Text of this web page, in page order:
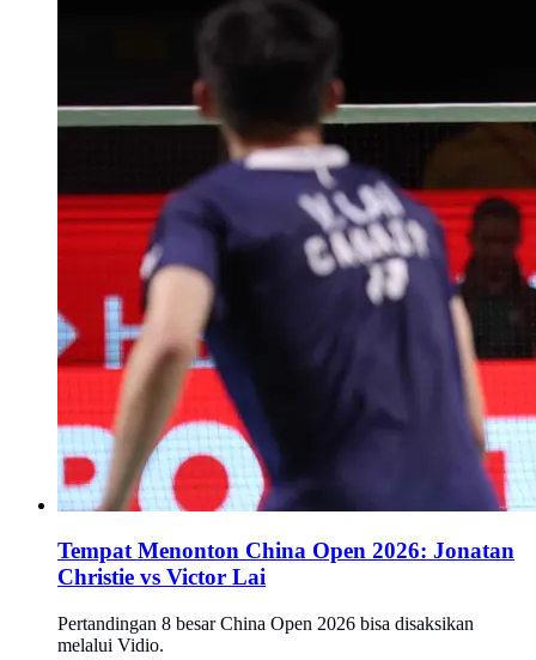
Tempat Menonton China Open 2026: Jonatan
Christie vs Victor Lai
Pertandingan 8 besar China Open 2026 bisa disaksikan
melalui Vidio.